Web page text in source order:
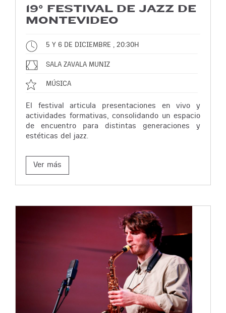
19° FESTIVAL DE JAZZ DE
MONTEVIDEO
5 Y 6 DE DICIEMBRE , 20:30H
SALA ZAVALA MUNIZ
MÚSICA
El festival articula presentaciones en vivo y
actividades formativas, consolidando un espacio
de encuentro para distintas generaciones y
estéticas del jazz.
Ver más